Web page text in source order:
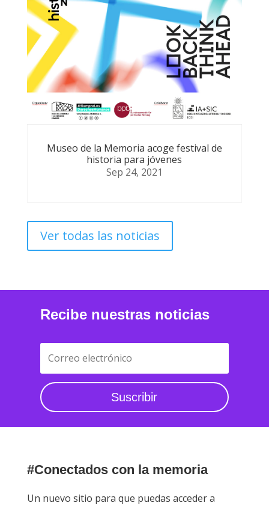
Museo de la Memoria acoge festival de
historia para jóvenes
Sep 24, 2021
Ver todas las noticias
Recibe nuestras noticias
Suscribir
#Conectados con la memoria
Un nuevo sitio para que puedas acceder a